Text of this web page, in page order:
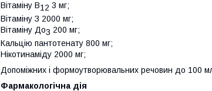
Вітаміну В12 3 мг;
Вітаміну З 2000 мг;
Вітаміну До3 200 мг;
Кальцію пантотенату 800 мг;
Нікотинаміду 2000 мг;
Допоміжних і формоутворювальних речовин до 100
Фармакологічна дія